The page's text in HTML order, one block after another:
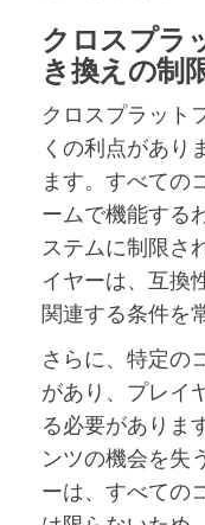
クロスプラ
き換えの制
クロスプラット
くの利点があり
ます。すべての
ームで機能する
ステムに制限さ
イヤーは、互換
関連する条件を
さらに、特定の
があり、プレイ
る必要がありま
ンツの機会を失
ーは、すべての